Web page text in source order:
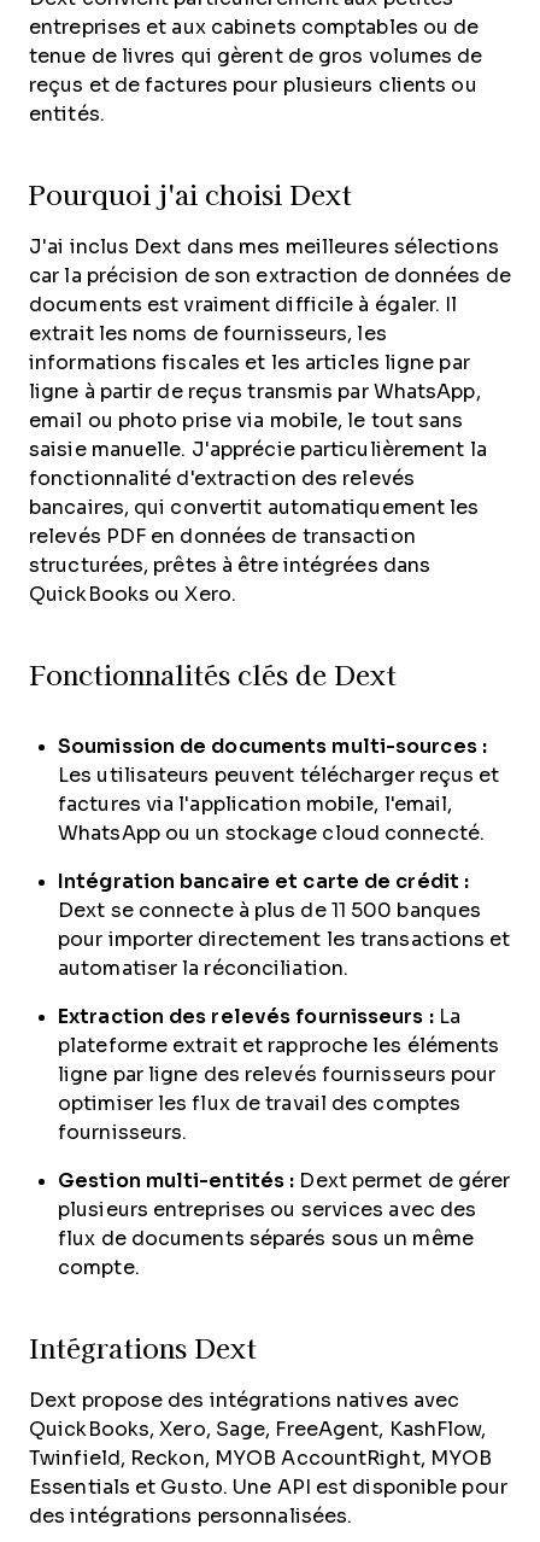
entreprises et aux cabinets comptables ou de
tenue de livres qui gèrent de gros volumes de
reçus et de factures pour plusieurs clients ou
entités.
Pourquoi j'ai choisi Dext
J'ai inclus Dext dans mes meilleures sélections
car la précision de son extraction de données de
documents est vraiment difficile à égaler. Il
extrait les noms de fournisseurs, les
informations fiscales et les articles ligne par
ligne à partir de reçus transmis par WhatsApp,
email ou photo prise via mobile, le tout sans
saisie manuelle. J'apprécie particulièrement la
fonctionnalité d'extraction des relevés
bancaires, qui convertit automatiquement les
relevés PDF en données de transaction
structurées, prêtes à être intégrées dans
QuickBooks ou Xero.
Fonctionnalités clés de Dext
Soumission de documents multi-sources :
Les utilisateurs peuvent télécharger reçus et
factures via l'application mobile, l'email,
WhatsApp ou un stockage cloud connecté.
Intégration bancaire et carte de crédit :
Dext se connecte à plus de 11 500 banques
pour importer directement les transactions et
automatiser la réconciliation.
Extraction des relevés fournisseurs :La
plateforme extrait et rapproche les éléments
ligne par ligne des relevés fournisseurs pour
optimiser les flux de travail des comptes
fournisseurs.
Gestion multi-entités : Dext permet de gérer
plusieurs entreprises ou services avec des
flux de documents séparés sous un même
compte.
Intégrations Dext
Dext propose des intégrations natives avec
QuickBooks, Xero, Sage, FreeAgent, KashFlow,
Twinfield, Reckon, MYOB AccountRight, MYOB
Essentials et Gusto. Une API est disponible pour
des intégrations personnalisées.